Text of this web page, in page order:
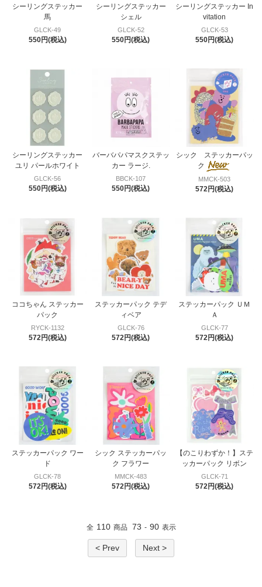
シーリングステッカー
馬
GLCK-49
550円(税込)
シーリングステッカー
シェル
GLCK-52
550円(税込)
シーリングステッカー In
vitation
GLCK-53
550円(税込)
シーリングステッカー
ユリ パールホワイト
GLCK-56
550円(税込)
バーバパパマスクステッ
カー ラージ.
BBCK-107
550円(税込)
シック ステッカーパッ
ク
MMCK-503
572円(税込)
ココちゃん ステッカー
パック
RYCK-1132
572円(税込)
ステッカーパック テデ
ィベア
GLCK-76
572円(税込)
ステッカーパック ＵＭ
Ａ
GLCK-77
572円(税込)
ステッカーパック ワー
ド
GLCK-78
572円(税込)
シック ステッカーパッ
ク フラワー
MMCK-483
572円(税込)
【のこりわずか！】ステ
ッカーパック リボン
GLCK-71
572円(税込)
全 110 商品 73 - 90 表示
< Prev Next >